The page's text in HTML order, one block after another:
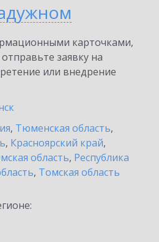
карточками,
заявку на
или внедрение
, Тюменская область,
, Красноярский край,
область, Республика
, Томская область